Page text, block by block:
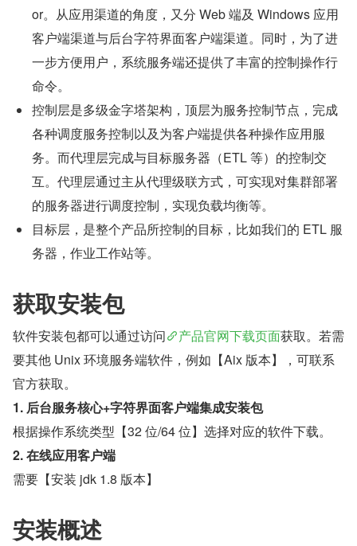
or。从应用渠道的角度，又分 Web 端及 Windows 应用
客户端渠道与后台字符界面客户端渠道。同时，为了进
一步方便用户，系统服务端还提供了丰富的控制操作行
命令。
控制层是多级金字塔架构，顶层为服务控制节点，完成
各种调度服务控制以及为客户端提供各种操作应用服
务。而代理层完成与目标服务器（ETL 等）的控制交
互。代理层通过主从代理级联方式，可实现对集群部署
的服务器进行调度控制，实现负载均衡等。
目标层，是整个产品所控制的目标，比如我们的 ETL 服
务器，作业工作站等。
获取安装包
软件安装包都可以通过访问 产品官网下载页面获取。若需
要其他 Unix 环境服务端软件，例如【Aix 版本】，可联系
官方获取。
1. 后台服务核心+字符界面客户端集成安装包
根据操作系统类型【32 位/64 位】选择对应的软件下载。
2.在线应用客户端
需要【安装 jdk 1.8 版本】
安装概述